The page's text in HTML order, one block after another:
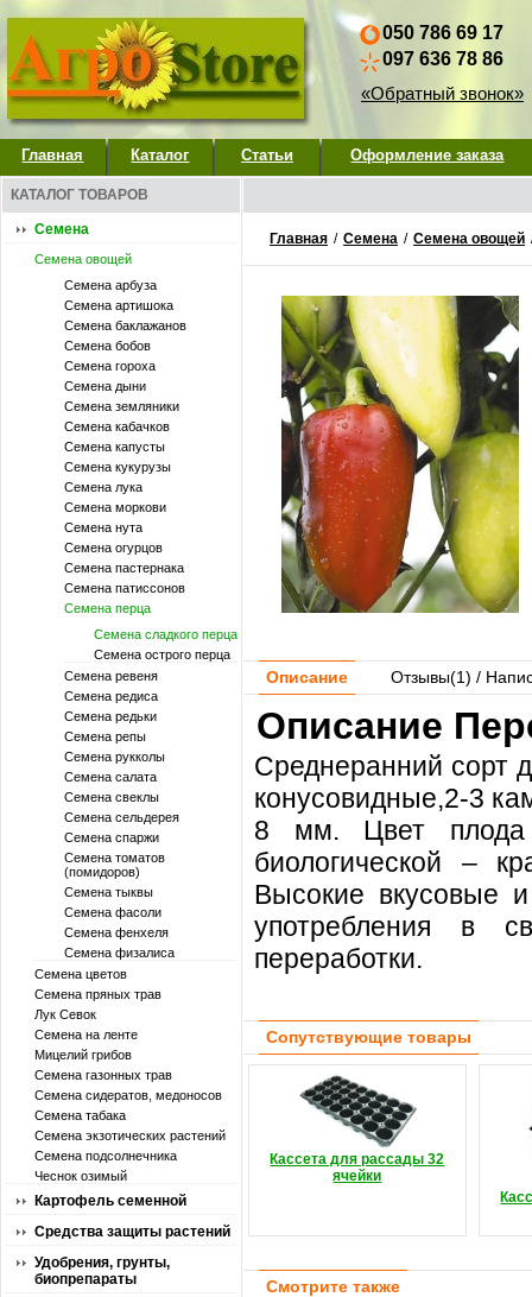
050 786 69 17
097 636 78 86
«Обратный звонок»
Главная Каталог Статьи Оформление заказа
КАТАЛОГ ТОВАРОВ
Семена
Семена овощей
Семена арбуза
Семена артишока
Семена баклажанов
Семена бобов
Семена гороха
Семена дыни
Семена земляники
Семена кабачков
Семена капусты
Семена кукурузы
Семена лука
Семена моркови
Семена нута
Семена огурцов
Семена пастернака
Семена патиссонов
Семена перца
Семена сладкого перца
Семена острого перца
Семена ревеня
Семена редиса
Семена редьки
Семена репы
Семена рукколы
Семена салата
Семена свеклы
Семена сельдерея
Семена спаржи
Семена томатов
(помидоров)
Семена тыквы
Семена фасоли
Семена фенхеля
Семена физалиса
Семена цветов
Семена пряных трав
Лук Севок
Семена на ленте
Мицелий грибов
Семена газонных трав
Семена сидератов, медоносов
Семена табака
Семена экзотических растений
Семена подсолнечника
Чеснок озимый
Картофель семенной
Средства защиты растений
Удобрения, грунты,
биопрепараты
Главная / Семена / Семена овощей
Описание Отзывы(1) /
Описание
Среднеранний сорт
конусовидные,2-3
8 мм. Цвет плода
биологической –
Высокие вкусовые
употребления в
переработки.
Сопутствующие товары
Кассета для рассады 32
ячейки
Смотрите также